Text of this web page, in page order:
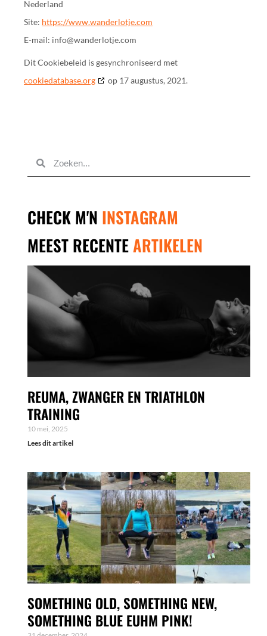
Nederland
Site: https://www.wanderlotje.com
E-mail: info@wanderlotje.com
Dit Cookiebeleid is gesynchroniseerd met
cookiedatabase.org
op 17 augustus, 2021.
CHECK M'N INSTAGRAM
MEEST RECENTEARTIKELEN
REUMA, ZWANGER EN TRIATHLON
TRAINING
10 mei, 2025
Lees dit artikel
SOMETHING OLD, SOMETHING NEW,
SOMETHING BLUE EUHM PINK!